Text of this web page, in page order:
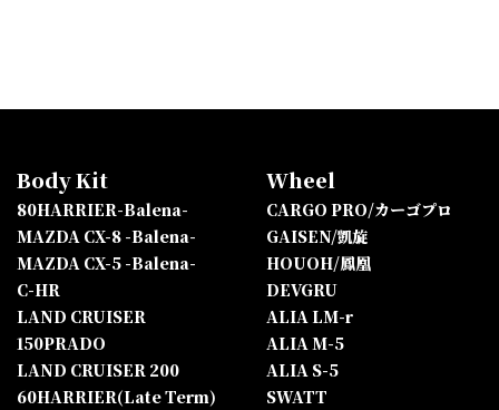
Body Kit
80HARRIER-Balena-
MAZDA CX-8 -Balena-
MAZDA CX-5 -Balena-
C-HR
LAND CRUISER
150PRADO
LAND CRUISER 200
60HARRIER(Late Term)
Wheel
CARGO PRO/カーゴプロ
GAISEN/凱旋
HOUOH/鳳凰
DEVGRU
ALIA LM-r
ALIA M-5
ALIA S-5
SWATT